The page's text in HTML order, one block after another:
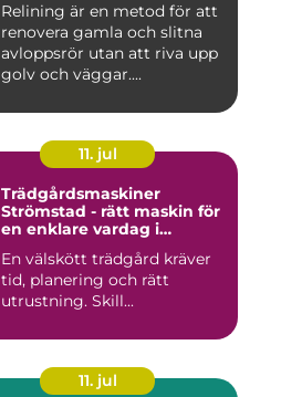
Relining är en metod för att
renovera gamla och slitna
avloppsrör utan att riva upp
golv och väggar....
11. jul
Trädgårdsmaskiner
Strömstad - rätt maskin för
en enklare vardag i
En välskött trädgård kräver
tid, planering och rätt
utrustning. Skill...
11. jul